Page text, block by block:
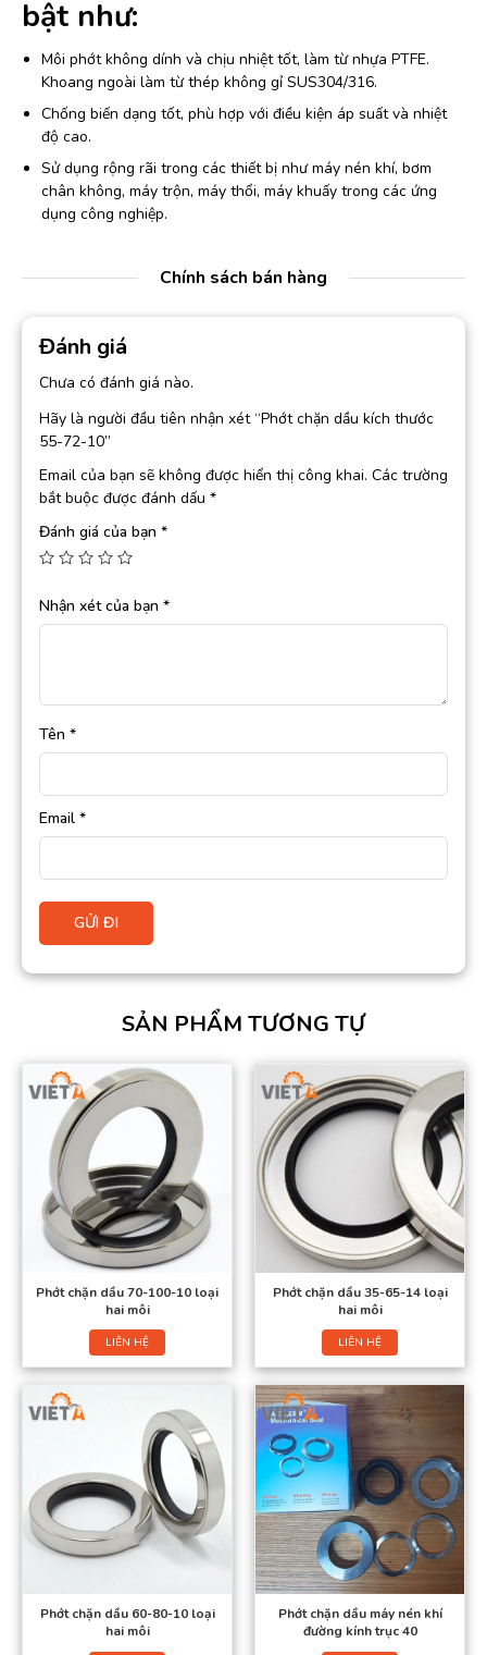
bật như:
Môi phớt không dính và chịu nhiệt tốt, làm từ nhựa PTFE.
Khoang ngoài làm từ thép không gỉ SUS304/316.
Chống biến dạng tốt, phù hợp với điều kiện áp suất và nhiệt
độ cao.
Sử dụng rộng rãi trong các thiết bị như máy nén khí, bơm
chân không, máy trộn, máy thổi, máy khuấy trong các ứng
dụng công nghiệp.
Chính sách bán hàng
Đánh giá
Chưa có đánh giá nào.
Hãy là người đầu tiên nhận xét “Phớt chặn dầu kích thước
55-72-10”
Email của bạn sẽ không được hiển thị công khai. Các trường
bắt buộc được đánh dấu *
Đánh giá của bạn *
Nhận xét của bạn *
Tên *
Email *
SẢN PHẨM TƯƠNG TỰ
Phớt chặn dầu 70-100-10 loại
hai môi
LIÊN HỆ
Phớt chặn dầu 35-65-14 loại
hai môi
LIÊN HỆ
Phớt chặn dầu 60-80-10 loại
hai môi
Phớt chặn dầu máy nén khí
đường kính trục 40